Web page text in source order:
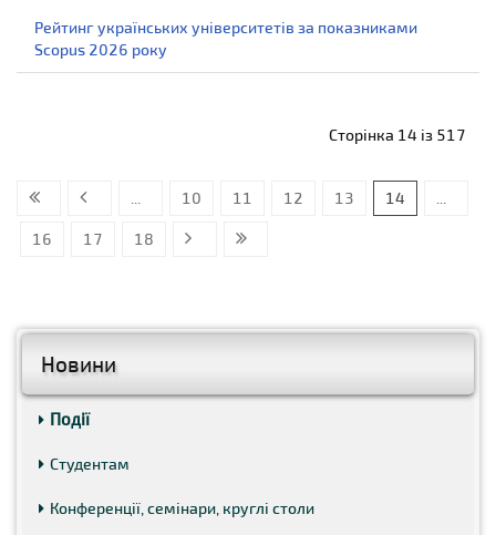
Новини
Події
Студентам
Конференції, семінари, круглі столи
Рейтинг українських університетів за показниками
Scopus 2026 року
Сторінка 14 із 517
10 11 12 13 14
16 17 18